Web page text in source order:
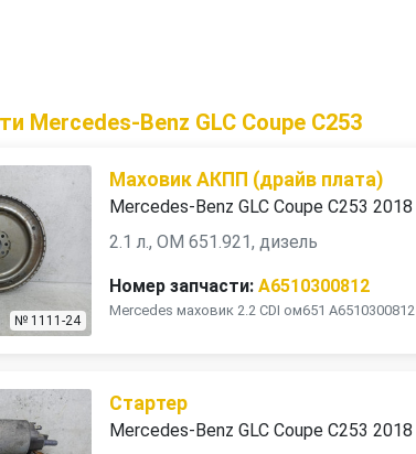
Mercedes-Benz GLC Coupe C253
№ 1111-24
Маховик АКПП (драйв плата)
Mercedes-Benz GLC Coupe C253 2018
2.1 л., OM 651.921, дизель
Номер запчасти: A6510300812
Mercedes маховик 2.2 CDI ом651 A6510300812
Стартер
Mercedes-Benz GLC Coupe C253 2018